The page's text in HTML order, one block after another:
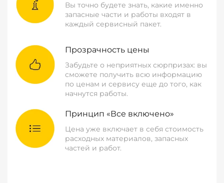
Вы точно будете знать, какие именно
запасные части и работы входят в
каждый сервисный пакет.
Прозрачность цены
Забудьте о неприятных сюрпризах: вы
сможете получить всю информацию
по ценам и сервису еще до того, как
начнутся работы.
Принцип «Все включено»
Цена уже включает в себя стоимость
расходных материалов, запасных
частей и работ.